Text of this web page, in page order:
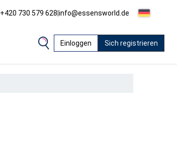
+420 730 579 628|info@essensworld.de
Einloggen Sich registrieren